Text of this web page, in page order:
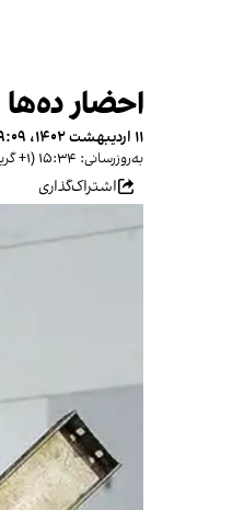
احضار
۱۱ اردیبهشت ۱۴۰۲، ۰۹:۰۹ (‎+۱ گرینویچ)
به‌روزرسانی: ۱۵:۳۴ (‎+۱ گرینویچ)
اشتراک‌گذاری